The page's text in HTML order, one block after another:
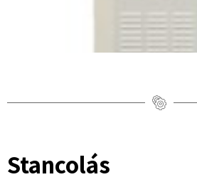
Stancolás